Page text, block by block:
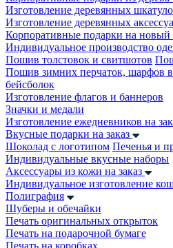
Изготовление деревянных
Изготовление деревянных
Корпоративные подарки на новый
Индивидуальное производство
Пошив толстовок и свитшотов
Пошив зимних перчаток, шарфов
бейсболок
Изготовление флагов и баннеров
Значки и медали
Изготовление ежедневников на
Вкусные подарки на заказ
Шоколад с логотипом Печенья и
Индивидуальные вкусные наборы
Аксессуары из кожи на заказ
Индивидуальное изготовление
Полиграфия
Шуберы и обечайки
Печать оригинальных открыток
Печать на подарочной бумаге
Печать на коробках